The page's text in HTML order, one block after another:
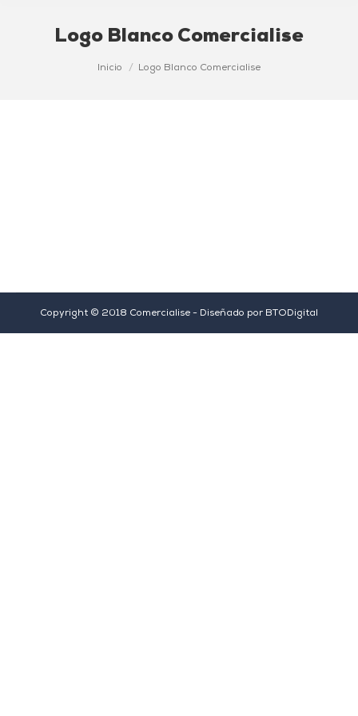
Logo Blanco Comercialise
Inicio Logo Blanco Comercialise
Copyright © 2018 Comercialise - Diseñado por BTODigital